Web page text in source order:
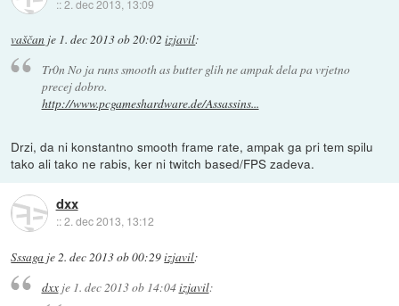
::2. dec 2013, 13:09
vaščan je 1. dec 2013 ob 20:02 izjavil:
Tr0n No ja runs smooth as butter glih ne ampak dela pa vrjetno
precej dobro.
http://www.pcgameshardware.de/Assassins...
Drzi, da ni konstantno smooth frame rate, ampak ga pri tem spilu
tako ali tako ne rabis, ker ni twitch based/FPS zadeva.
dxx
::2. dec 2013, 13:12
Sssaga je2. dec 2013 ob 00:29izjavil:
dxxje 1. dec 2013 ob 14:04izjavil: